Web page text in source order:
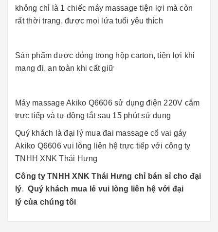
không chỉ là 1 chiếc máy massage tiện lợi mà còn
rất thời trang, được mọi lứa tuổi yêu thích
Sản phẩm được đóng trong hộp carton, tiện lợi khi
mang đi, an toàn khi cất giữ
Máy massage Akiko Q6606 sử dụng điện 220V cắm
trực tiếp và tự động tắt sau 15 phút sử dụng
Quý khách là đại lý mua đai massage cổ vai gáy
Akiko Q6606 vui lòng liên hệ trực tiếp với công ty
TNHH XNK Thái Hưng
Công ty TNHH XNK Thái Hưng chỉ bán sỉ cho đại
lý.Quý khách mua lẻ vui lòng liên hệ với đại
lý của chúng tôi